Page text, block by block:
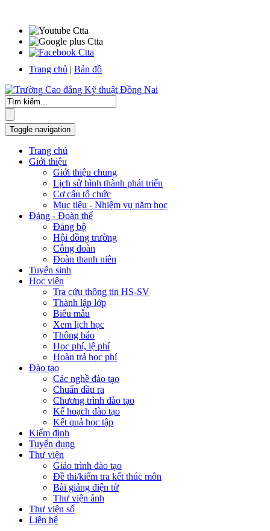
Trang chủ | Bản đồ
Toggle navigation
Trang chủ
Giới thiệu
Giới thiệu chung
Lịch sử hình thành phát triển
Cơ cấu tổ chức
Mục tiêu - Nhiệm vụ năm học
Đảng - Đoàn thể
Đảng bộ
Hội đồng trường
Công đoàn
Đoàn thanh niên
Tuyển sinh
Học viên
Tra cứu thông tin HS-SV
Thành lập lớp
Biểu mẫu
Xem lịch học
Thông báo
Học phí, lệ phí
Hoàn trả học phí
Đào tạo
Các nghề đào tạo
Chuẩn đầu ra
Chương trình đào tạo
Kế hoạch đào tạo
Kết quả học tập
Kiểm định
Tuyển dụng
Thư viện
Giáo trình đào tạo
Đề thi/kiểm tra kết thúc môn
Bài giảng điện tử
Thư viện ảnh
Thư viện số
Liên hệ